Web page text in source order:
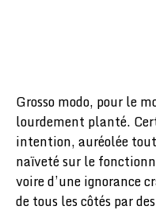
Grosso modo, pour le
lourdement planté.
intention, auréolée
naïveté sur le
voire d’une ignorance
de tous les côtés par